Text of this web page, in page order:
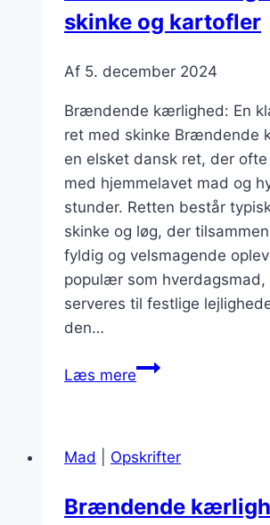
skinke og kartofler
Af 5. december 2024
Brændende kærlighed: En
ret med skinke Brændende
en elsket dansk ret, der
med hjemmelavet mad og
stunder. Retten består
skinke og løg, der
fyldig og velsmagende
populær som hverdagsmad,
serveres til festlige
den…
Læs mereBrændende
og
Mad Opskrifter
Brændende